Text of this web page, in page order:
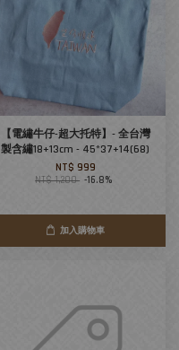
【電繡牛仔-超大托特】- 全台灣
製含繡18+13cm - 45*37+14(68)
NT$ 999
NT$ 1,200 -16.8%
加入購物車